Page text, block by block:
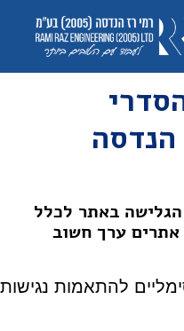
באתר לכלל
אתרים ערך חשוב
להתאמות נגישות